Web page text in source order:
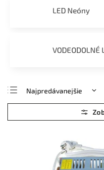
LED Neóny
VODEODOLNÉ
Najpredávanejšie
Najlacnejšie
Najdrahšie